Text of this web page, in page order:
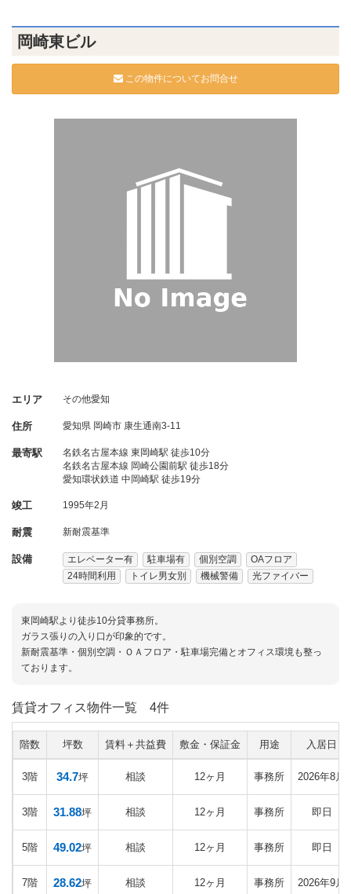
岡崎東ビル
この物件についてお問合せ
エリア その他愛知
住所 愛知県 岡崎市 康生通南3-11
最寄駅
名鉄名古屋本線 東岡崎駅 徒歩10分
名鉄名古屋本線 岡崎公園前駅 徒歩18分
愛知環状鉄道 中岡崎駅 徒歩19分
竣工 1995年2月
耐震 新耐震基準
設備 エレベーター有 駐車場有 個別空調
OAフロア
24時間利用
トイレ男女別 機械警備 光ファイバー
東岡崎駅より徒歩10分貸事務所。
ガラス張りの入り口が印象的です。
新耐震基準・個別空調・ＯＡフロア・駐車場完備とオフィス環境も整っ
ております。
賃貸オフィス物件一覧 4件
階数 坪数 賃料＋共益費 敷金・保証金 用途 入居日
3階 34.7坪 相談 12ヶ月 事務所 2026年8月
3階 31.88坪 相談 12ヶ月 事務所 即日
5階 49.02坪 相談 12ヶ月 事務所 即日
7階 28.62坪 相談 12ヶ月 事務所 2026年9月